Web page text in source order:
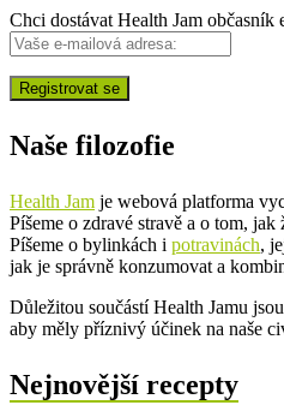
Chci dostávat Health Jam občasník
Naše filozofie
Health Jam je webová platforma
Píšeme o zdravé stravě a o tom,
Píšeme o bylinkách i potravinách,
jak je správně konzumovat a
Důležitou součástí Health Jamu jsou
aby měly příznivý účinek na naše
Nejnovější recepty